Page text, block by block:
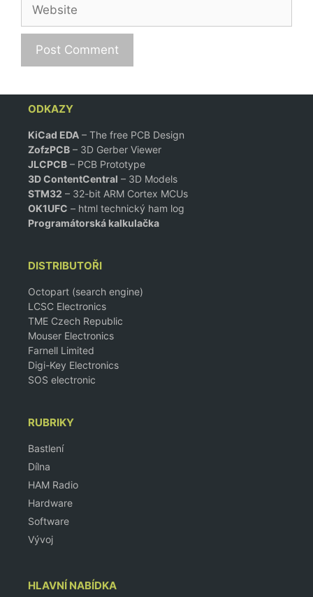
ODKAZY
KiCad EDA – The free PCB Design
ZofzPCB – 3D Gerber Viewer
JLCPCB – PCB Prototype
3D ContentCentral – 3D Models
STM32 – 32-bit ARM Cortex MCUs
OK1UFC – html technický ham log
Programátorská kalkulačka
DISTRIBUTOŘI
Octopart (search engine)
LCSC Electronics
TME Czech Republic
Mouser Electronics
Farnell Limited
Digi-Key Electronics
SOS electronic
RUBRIKY
Bastlení
Dílna
HAM Radio
Hardware
Software
Vývoj
HLAVNÍ NABÍDKA